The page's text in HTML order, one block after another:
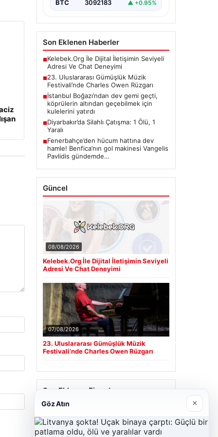
BTC 3092183 ▲ +0.95%
Son Eklenen Haberler
■Kelebek.Org İle Dijital İletişimin Seviyeli
Adresi Ve Chat Deneyimi
■23. Uluslararası Gümüşlük Müzik
Festivali’nde Charles Owen Rüzgarı
■İstanbul Boğazı’ndan dev gemi geçti,
köprülerin altından geçebilmek için
kulelerini yatırdı
■Diyarbakır’da Silahlı Çatışma: 1 Ölü, 1
Yaralı
■Fenerbahçe’den hücum hattına dev
hamle! Benfica’nın gol makinesi Vangelis
Pavlidis gündemde…
Güncel
08/08/2026
Kelebek.Org İle Dijital İletişimin Seviyeli
Adresi Ve Chat Deneyimi
07/08/2026
23. Uluslararası Gümüşlük Müzik
Festivali’nde Charles Owen Rüzgarı
Son Eklenen Firmalar
23/06/2026
Göz Atın ×